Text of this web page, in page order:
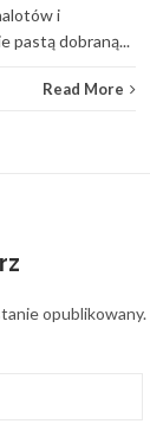
i
pastą dobraną...
Read More
opublikowany.